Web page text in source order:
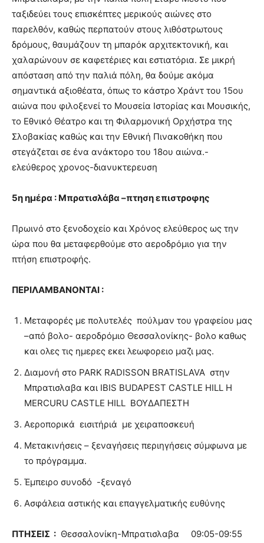
ταξιδεύει τους επισκέπτες μερικούς αιώνες στο
παρελθόν, καθώς περπατούν στους λιθόστρωτους
δρόμους, θαυμάζουν τη μπαρόκ αρχιτεκτονική, και
χαλαρώνουν σε καφετέριες και εστιατόρια. Σε μικρή
απόσταση από την παλιά πόλη, θα δούμε ακόμα
σημαντικά αξιοθέατα, όπως το κάστρο Χράντ του 15ου
αιώνα που φιλοξενεί το Μουσεία Ιστορίας και Μουσικής,
το Εθνικό Θέατρο και τη Φιλαρμονική Ορχήστρα της
Σλοβακίας καθώς και την Εθνική Πινακοθήκη που
στεγάζεται σε ένα ανάκτορο του 18ου αιώνα.-
ελεύθερος χρονος-διανυκτερευση
5η ημέρα : Μπρατισλάβα –πτηση επιστροφης
Πρωινό στο ξενοδοχείο και Χρόνος ελεύθερος ως την
ώρα που θα μεταφερθούμε στο αεροδρόμιο για την
πτήση επιστροφής.
ΠΕΡΙΛΑΜΒΑΝONTAI :
Μεταφορές με πολυτελές πούλμαν του γραφείου μας
–από βολο- αεροδρόμιο Θεσσαλονίκης- βολο καθως
και ολες τις ημερες εκει λεωφορειο μαζι μας.
Διαμονή στο PARK RADISSON BRATISLAVA στην
Μπρατισλαβα και IBIS BUDAPEST CASTLE HILL Η
MERCURU CASTLE HILL ΒΟΥΔΑΠΕΣΤΗ
Αεροπορικά εισιτήριά με χειραποσκευή
Μετακινήσεις – ξεναγήσεις περιηγήσεις σύμφωνα με
το πρόγραμμα.
Έμπειρο συνοδό -ξεναγό
Ασφάλεια αστικής και επαγγελματικής ευθύνης
ΠΤΗΣΕΙΣ : Θεσσαλονίκη-Μπρατισλαβα
09:05-09:55